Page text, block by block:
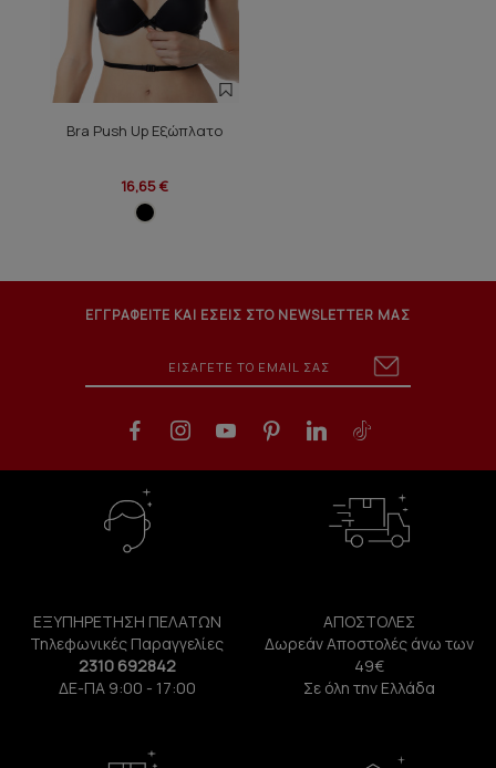
Bra Push Up Εξώπλατο
16,65 €
ΕΓΓΡΑΦΕΙΤΕ ΚΑΙ ΕΣΕΙΣ ΣΤΟ NEWSLETTER ΜΑΣ
ΕΞΥΠΗΡΕΤΗΣΗ ΠΕΛΑΤΩΝ
Τηλεφωνικές Παραγγελίες
2310 692842
ΔΕ-ΠΑ 9:00 - 17:00
ΑΠΟΣΤΟΛΕΣ
Δωρεάν Αποστολές άνω των
49€
Σε όλη την Ελλάδα